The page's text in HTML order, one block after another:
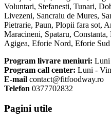
Voluntari, Stefanesti, Tunari,
Livezeni, Sancraiu de Mures,
Pietrarie, Paun, Plopii fara sot,
Maracineni, Spataru,
Agigea, Eforie Nord, Eforie Sud
Program livrare meniuri: Luni
Program call center: Luni -
E-mail contact@fitfoodway.ro
Telefon 0377702832
Pagini utile